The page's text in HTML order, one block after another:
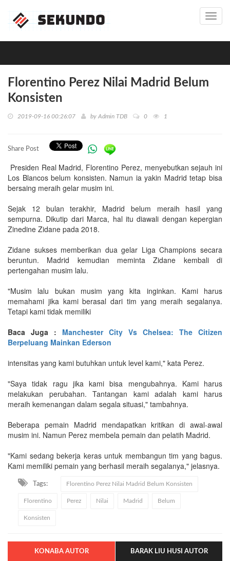
Florentino Perez Nilai Madrid Belum
Konsisten
2019-09-16 00:26:07 by Admin TDB 0 1
Share Post
Presiden Real Madrid, Florentino Perez, menyebutkan sejauh ini
Los Blancos belum konsisten. Namun ia yakin Madrid tetap bisa
bersaing meraih gelar musim ini.
Sejak 12 bulan terakhir, Madrid belum meraih hasil yang
sempurna. Dikutip dari Marca, hal itu diawali dengan kepergian
Zinedine Zidane pada 2018.
Zidane sukses memberikan dua gelar Liga Champions secara
beruntun. Madrid kemudian meminta Zidane kembali di
pertengahan musim lalu.
"Musim lalu bukan musim yang kita inginkan. Kami harus
memahami jika kami berasal dari tim yang meraih segalanya.
Tetapi kami tidak memiliki
Baca Juga : Manchester City Vs Chelsea: The Citizen
Berpeluang Mainkan Ederson
intensitas yang kami butuhkan untuk level kami," kata Perez.
"Saya tidak ragu jika kami bisa mengubahnya. Kami harus
melakukan perubahan. Tantangan kami adalah kami harus
meraih kemenangan dalam segala situasi," tambahnya.
Beberapa pemain Madrid mendapatkan kritikan di awal-awal
musim ini. Namun Perez membela pemain dan pelatih Madrid.
"Kami sedang bekerja keras untuk membangun tim yang bagus.
Kami memiliki pemain yang berhasil meraih segalanya," jelasnya.
Tags: Florentino Perez Nilai Madrid Belum Konsisten
Florentino Perez Nilai Madrid Belum
Konsisten
KONABA AUTOR BARAK LIU HUSI AUTOR